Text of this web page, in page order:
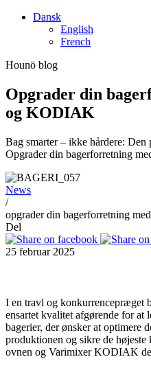
Dansk
English
French
Hounö blog
Opgrader din
og KODIAK
Bag smarter – ikke hårdere:
Opgrader din bagerforretning
News
/
opgrader din bagerforretning
Del
25 februar 2025
I en travl og konkurrencepræget
ensartet kvalitet afgørende for at
bagerier, der ønsker at optimere
produktionen og sikre de
ovnen og Varimixer KODIAK